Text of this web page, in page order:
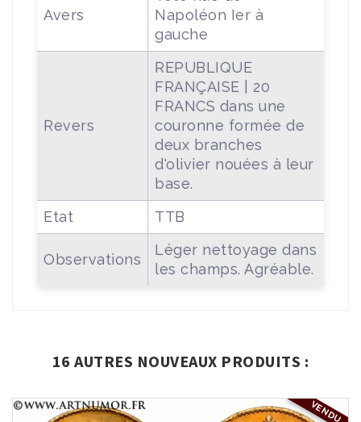
Avers
Napoléon Ier à
gauche
Revers
REPUBLIQUE
FRANÇAISE | 20
FRANCS dans une
couronne formée de
deux branches
d'olivier nouées à leur
base.
Etat
TTB
Observations
Léger nettoyage dans
les champs. Agréable.
16 AUTRES NOUVEAUX PRODUITS :
VENDU